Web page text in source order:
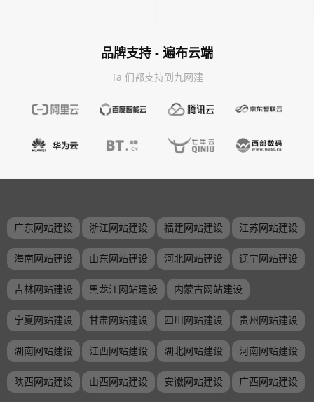
品牌支持 - 遍布云端
Ta 们都支持到九网建
广东网站建设 浙江网站建设 福建网站建设 江苏网站建设
海南网站建设 山东网站建设 河北网站建设 辽宁网站建设
吉林网站建设 黑龙江网站建设 内蒙古网站建设
宁夏网站建设 甘肃网站建设 四川网站建设 贵州网站建设
湖南网站建设 江西网站建设 湖北网站建设 河南网站建设
陕西网站建设 山西网站建设 安徽网站建设 广西网站建设